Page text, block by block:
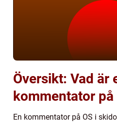
Översikt: Vad är
kommentator på
En kommentator på OS i